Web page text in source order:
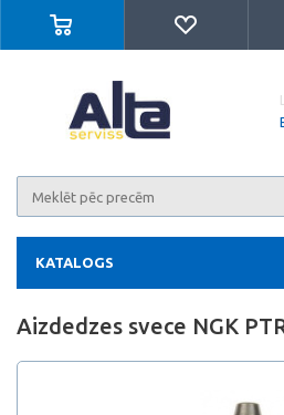
KATALOGS
Aizdedzes svece NGK